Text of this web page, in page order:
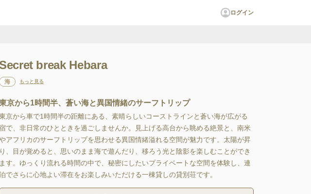
ログイン
Secret break Hebara
海 もっと見る
京から1時間半、蒼い海と異国情緒のサーフトリップ
京から車で1時間半の距離にある、素晴らしいコーストラインと蒼い海が広がる
で、非日常のひとときを過ごしませんか。見上げる高台から眺める絶景と、南米
アフリカのサーフトリップを思わせる異国情緒溢れる空間が魅力です。太陽が昇
り、目が覚めると、思いのまま海で遊んだり、移ろう光と陰影を楽しむことができ
ます。ゆっくり流れる時間の中で、秘密にしたいプライベートな空間を体験し、連
でさらに心地よい滞在をお楽しみいただける一棟貸しの貸別荘です。